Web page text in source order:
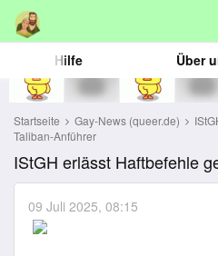
Hilfe Über
Startseite Gay-News (queer.de)
Taliban-Anführer
IStGH erlässt Haftbefehle
09 Juli 2025, 08:15